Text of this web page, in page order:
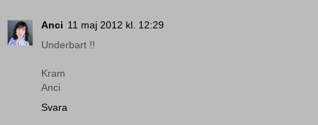
Anci 11 maj 2012 kl. 12:29
Underbart !!
Kram
Anci
Svara